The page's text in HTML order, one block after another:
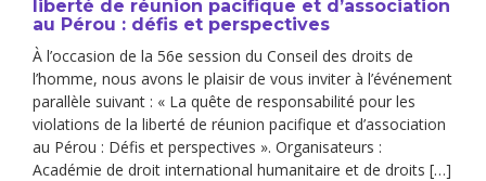
liberté de réunion pacifique et d’association
au Pérou : défis et perspectives
À l’occasion de la 56e session du Conseil des droits de
l’homme, nous avons le plaisir de vous inviter à l’événement
parallèle suivant : « La quête de responsabilité pour les
violations de la liberté de réunion pacifique et d’association
au Pérou : Défis et perspectives ». Organisateurs :
Académie de droit international humanitaire et de droits […]